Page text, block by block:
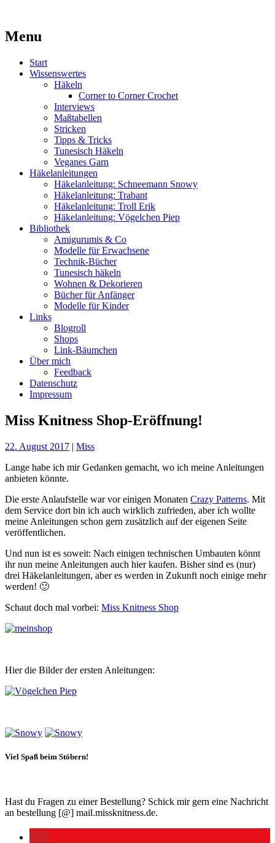
MissKnitness
Kaufst du noch oder strickst du schon?
Menu
Skip
Start
Wissenswertes
Häkeln
Corner to Corner Crochet
Interviews
Maßtabellen
Stricken
Tipps & Tricks
Tunesisch Häkeln
Veganes Garn
Häkelanleitungen
Häkelanleitung: Schneemann Snowy
Häkelanleitung: Trabant
Häkelanleitung: Troll Erik
Häkelanleitung: Vögelchen Piep
Bibliothek
Amigurumis & Co
Modelle für Erwachsene
Technik-Bücher
Tunesisch häkeln
Wohnen & Dekorieren
Bücher für Anfänger
Modelle für Kinder
Links
Blogroll
Shops
Link-Bäumchen
Über mich
Feedback
Datenschutz
Impressum
Miss Knitness Shop-Eröffnung!
22. August 2017 | Miss
Lange habe ich mir Gedanken gemacht, wo ich meine Anleitungen
anbieten könnte.
Die erste Anlaufstelle war vor einigen Monaten Crazy Patterns. Mit
dem Service dort bin ich auch wirklich zufrieden, aber ich wollte
meine Anleitungen schon gern zusätzlich auf der eigenen Seite
veröffentlichen.
Und nun ist es soweit: Nach einigen technischen Umbauten könnt
ihr nun meine Anleitungen auch hier kaufen. Bisher sind es (nur)
drei Häkelanleitungen, aber es werden in Zukunft noch einige mehr
werden! 🙂
Schaut doch mal vorbei: Miss Knitness Shop
Hier die Bilder der ersten Anleitungen:
Viel Spaß beim Stöbern!
Hast du Fragen zu einer Bestellung? Schick mir gern eine Nachricht
an bestellung [@] mail.missknitness.de.